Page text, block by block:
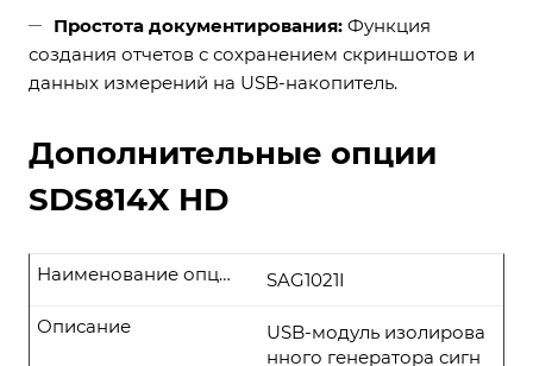
Простота документирования: Функция
создания отчетов с сохранением скриншотов и
данных измерений на USB-накопитель.
Дополнительные опции
SDS814X HD
SAG1021I
Наименование опции
USB-модуль изолирова
нного генератора сигн
Описание